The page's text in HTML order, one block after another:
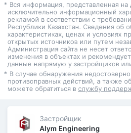
* Вся информация, представленная на
исключительно информационный
рекламой в соответствии с
Республики Казахстан. Сведения об
характеристиках, ценах и условиях
открытых источников или путем
Администрация сайта не несет
изменения в объектах и
данные напрямую у застройщиков
* В случае обнаружения
противоправных действий, а также
можете обратиться в службу
Застройщик
Alym Engineering